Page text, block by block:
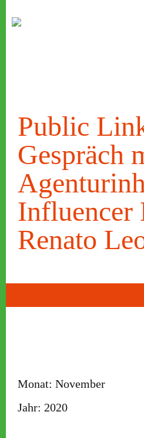
Inhalt
Public
Gespräch
Influencer
Renato
Monat: November
Jahr: 2020